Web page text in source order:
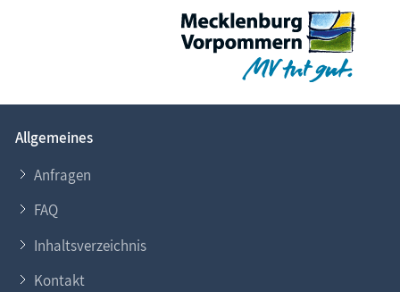
Allgemeines
Anfragen
FAQ
Inhaltsverzeichnis
Kontakt